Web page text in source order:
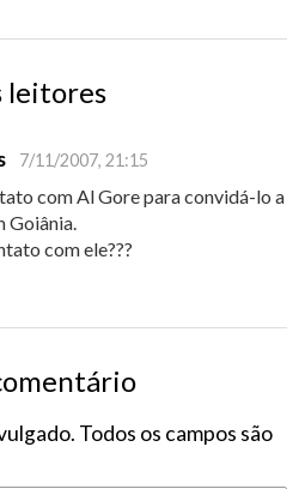
leitores
7/11/2007, 21:15
com Al Gore para convidá-lo a
Goiânia.
com ele???
Todos os campos são